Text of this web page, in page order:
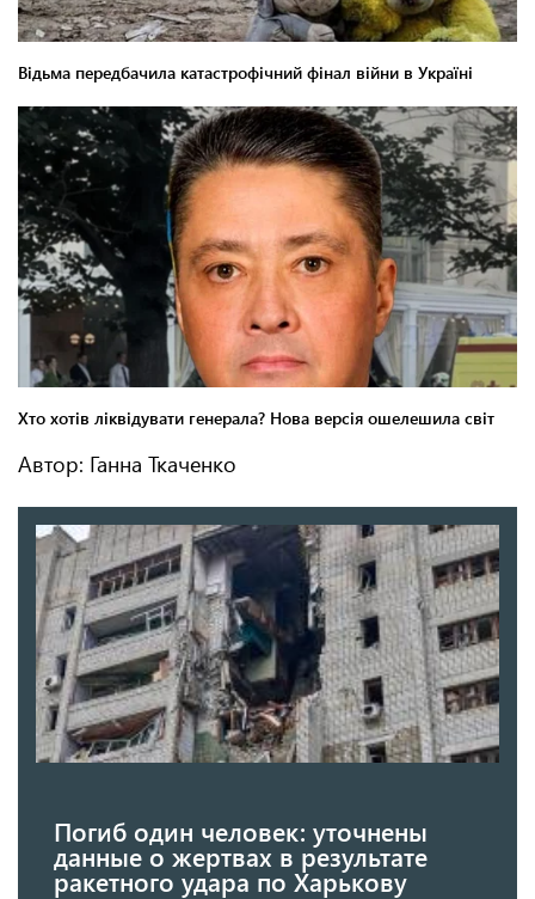
Автор: Ганна Ткаченко
Погиб один человек: уточнены
данные о жертвах в результате
ракетного удара по Харькову